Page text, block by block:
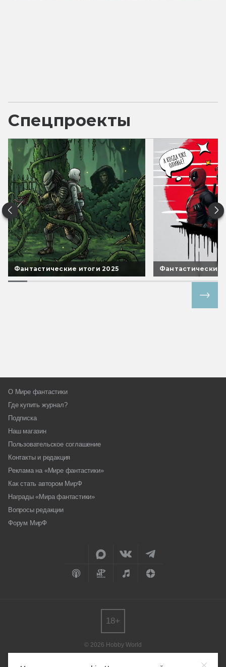
Спецпроекты
Фантастические итоги 2025 Фантастические
О Мире фантастики
Где купить журнал?
Подписка
Наш магазин
Пользовательское соглашение
Контакты и редакция
Реклама на «Мире фантастики»
Как стать автором МирФ
Награды «Мира фантастики»
Вопросы редакции
Форум МирФ
© 2026 Hobby World
18+